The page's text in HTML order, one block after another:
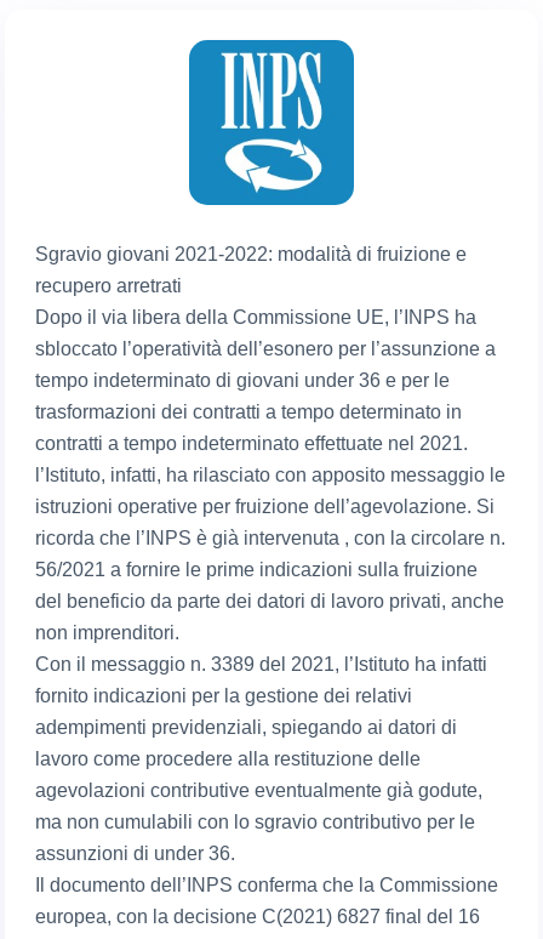
Sgravio giovani 2021-2022: modalità di fruizione e
recupero arretrati
Dopo il via libera della Commissione UE, l’INPS ha
sbloccato l’operatività dell’esonero per l’assunzione a
tempo indeterminato di giovani under 36 e per le
trasformazioni dei contratti a tempo determinato in
contratti a tempo indeterminato effettuate nel 2021.
l’Istituto, infatti, ha rilasciato con apposito messaggio le
istruzioni operative per fruizione dell’agevolazione. Si
ricorda che l’INPS è già intervenuta , con la circolare n.
56/2021 a fornire le prime indicazioni sulla fruizione
del beneficio da parte dei datori di lavoro privati, anche
non imprenditori.
Con il messaggio n. 3389 del 2021, l’Istituto ha infatti
fornito indicazioni per la gestione dei relativi
adempimenti previdenziali, spiegando ai datori di
lavoro come procedere alla restituzione delle
agevolazioni contributive eventualmente già godute,
ma non cumulabili con lo sgravio contributivo per le
assunzioni di under 36.
Il documento dell’INPS conferma che la Commissione
europea, con la decisione C(2021) 6827 final del 16